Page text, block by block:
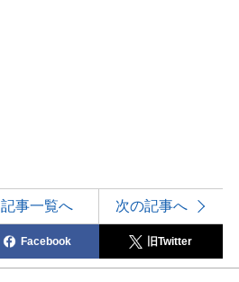
記事一覧へ 次の記事へ
Facebook 旧Twitter